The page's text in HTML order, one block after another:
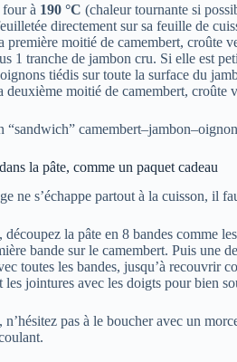
à 190 °C (chaleur tournante si
directement sur sa feuille de
première moitié de camembert, croûte
1 tranche de jambon cru. Si elle est
tiédis sur toute la surface du
deuxième moitié de camembert, croûte
“sandwich”
la pâte, comme un paquet cadeau
ne s’échappe partout à la cuisson, il
la pâte en 8 bandes comme
bande sur le camembert. Puis une
toutes les bandes, jusqu’à recouvrir
les jointures avec les doigts pour bien
pas à le boucher avec un